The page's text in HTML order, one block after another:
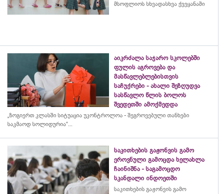
მსოფლიოს სხვადასხვა ქვეყანაში
აიკრძალა საჯარო სკოლებში
ფულის აგროვება და
მასწავლებლებისთვის
საჩუქრები - ახალი შეზღუდვა
სასწავლო წლის ბოლოს
შვედეთში ამოქმედდა
„ზოგიერთ კლასში სიტუაცია უკონტროლოა - შეგროვებული თანხები
საკმაოდ სოლიდურია“...
საკითხების გაჟონვის გამო
ეროვნული გამოცდა ხელახლა
ჩაინიშნა - საგამოცდო
სკანდალი ინდოეთში
საკითხების გაჟონვის გამო